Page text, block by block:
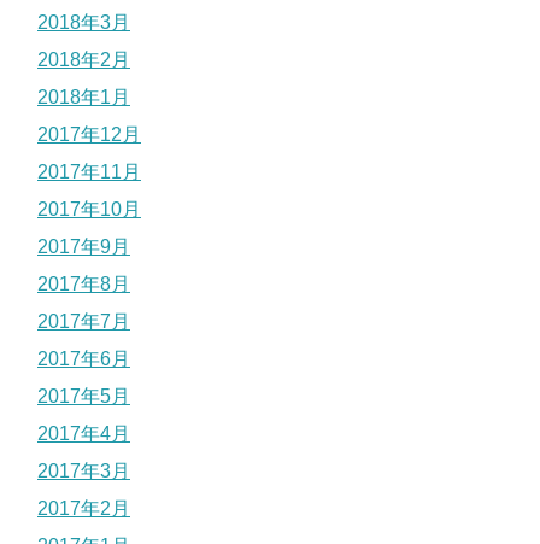
2018年3月
2018年2月
2018年1月
2017年12月
2017年11月
2017年10月
2017年9月
2017年8月
2017年7月
2017年6月
2017年5月
2017年4月
2017年3月
2017年2月